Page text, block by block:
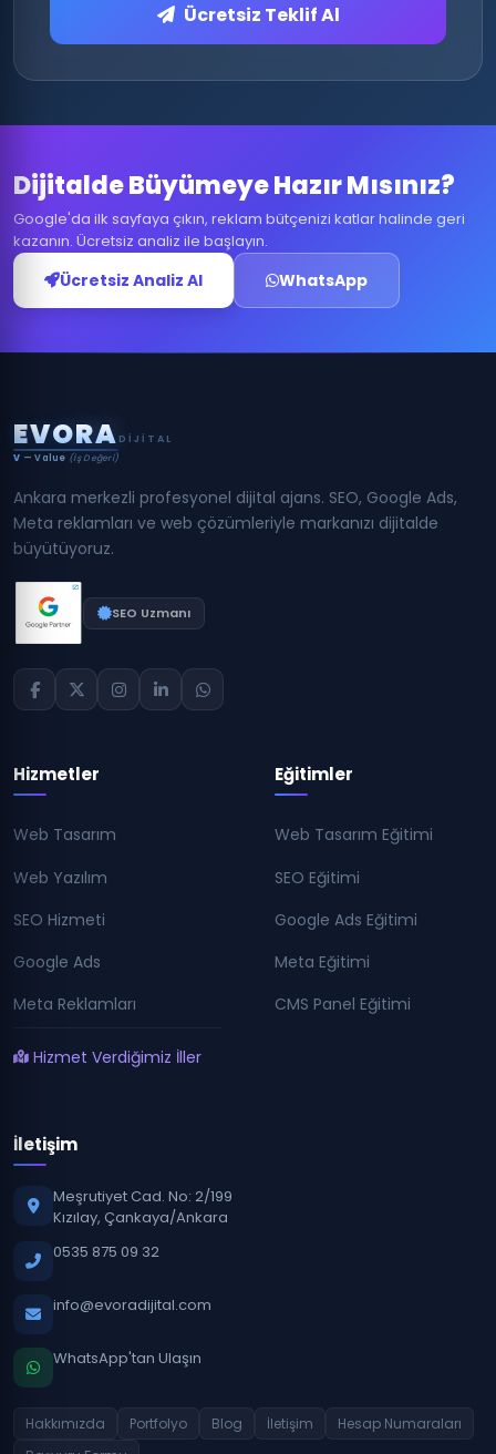
Ücretsiz Teklif Al
Dijitalde Büyümeye Hazır Mısınız?
Google'da ilk sayfaya çıkın, reklam bütçenizi katlar halinde geri
kazanın. Ücretsiz analiz ile başlayın.
Ücretsiz Analiz Al WhatsApp
EVORA DIJITAL
V — Value (İş Değeri)
Ankara merkezli profesyonel dijital ajans. SEO, Google Ads,
Meta reklamları ve web çözümleriyle markanızı dijitalde
büyütüyoruz.
SEO Uzmanı
Hizmetler
Web Tasarım
Web Yazılım
SEO Hizmeti
Google Ads
Meta Reklamları
Hizmet Verdiğimiz İller
Eğitimler
Web Tasarım Eğitimi
SEO Eğitimi
Google Ads Eğitimi
Meta Eğitimi
CMS Panel Eğitimi
İletişim
Meşrutiyet Cad. No: 2/199
Kızılay, Çankaya/Ankara
0535 875 09 32
info@evoradijital.com
WhatsApp'tan Ulaşın
Hakkımızda Portfolyo Blog İletişim
Hesap Numaraları